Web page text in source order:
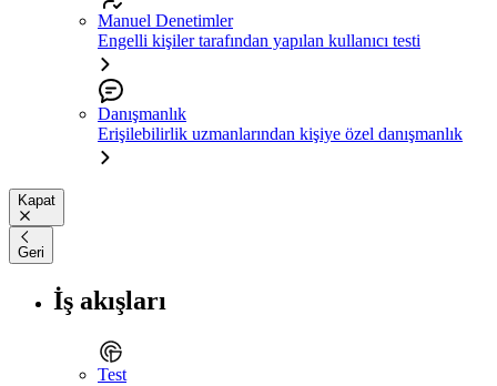
Manuel Denetimler
Engelli kişiler tarafından yapılan kullanıcı testi
Danışmanlık
Erişilebilirlik uzmanlarından kişiye özel danışmanlık
Kapat
Geri
İş akışları
Test